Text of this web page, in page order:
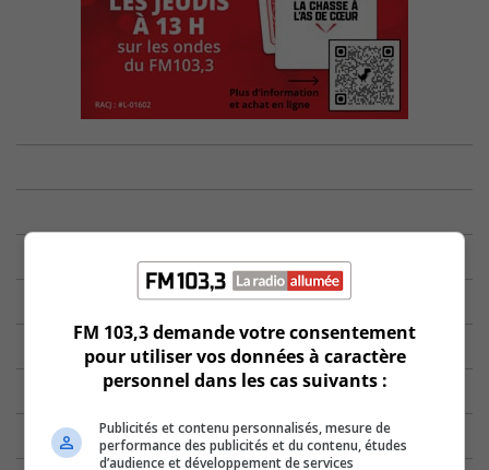
FM 103,3 demande votre consentement
pour utiliser vos données à caractère
personnel dans les cas suivants :
Publicités et contenu personnalisés, mesure de
performance des publicités et du contenu, études
d’audience et développement de services